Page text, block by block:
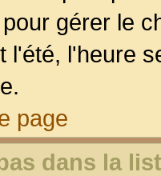
gérer le
l'été, l'heure
page
dans la